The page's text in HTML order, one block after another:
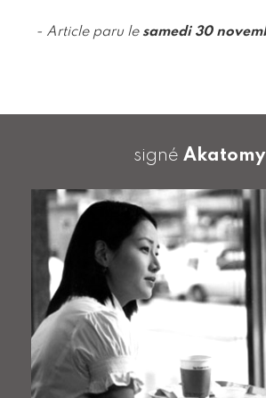
- Article paru le samedi 30
signé Akatomy